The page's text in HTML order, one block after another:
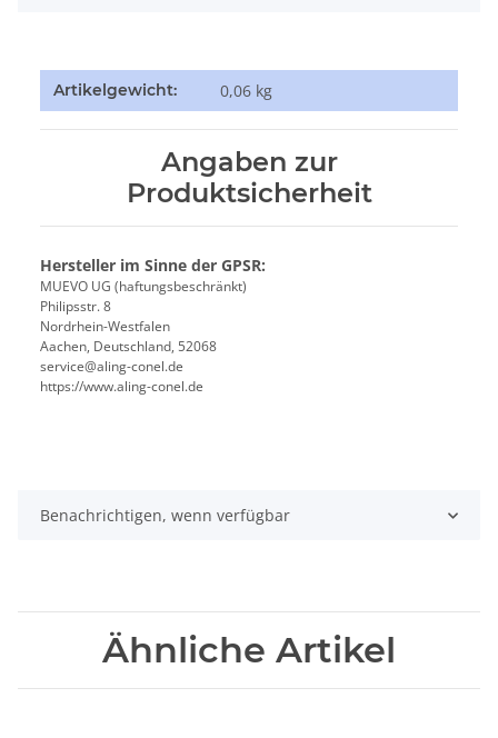
Produkteigenschaft
Wert
Artikelgewicht: 0,06 kg
Angaben zur
Produktsicherheit
Hersteller im Sinne der GPSR:
MUEVO UG (haftungsbeschränkt)
Philipsstr. 8
Nordrhein-Westfalen
Aachen, Deutschland, 52068
service@aling-conel.de
https://www.aling-conel.de
Benachrichtigen, wenn verfügbar
Ähnliche Artikel